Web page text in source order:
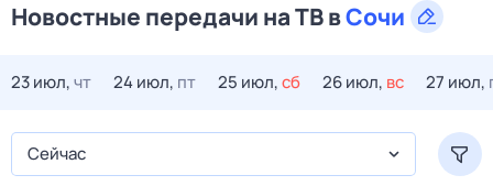
Новостные передачи на ТВ вСочи
23 июл,чт 24 июл, пт 25 июл,сб 26 июл, вс 27 июл,
Сейчас